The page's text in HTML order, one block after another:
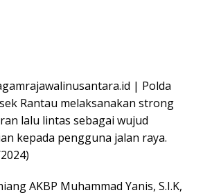
| Polda
Rantau melaksanakan strong
lalu lintas sebagai wujud
kepada pengguna jalan raya.
AKBP Muhammad Yanis, S.I.K,